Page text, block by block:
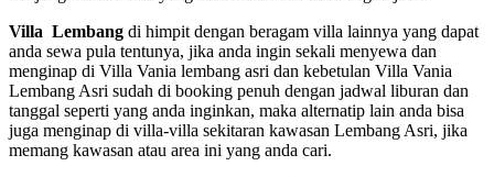
Villa Lembang di himpit dengan beragam villa lainnya yang dapat
anda sewa pula tentunya, jika anda ingin sekali menyewa dan
menginap di Villa Vania lembang asri dan kebetulan Villa Vania
Lembang Asri sudah di booking penuh dengan jadwal liburan dan
tanggal seperti yang anda inginkan, maka alternatip lain anda bisa
juga menginap di villa-villa sekitaran kawasan Lembang Asri, jika
memang kawasan atau area ini yang anda cari.